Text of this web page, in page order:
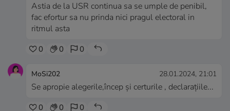
Astia de la USR continua sa se umple de penibil,
fac efortur sa nu prinda nici pragul electoral in
ritmul asta
0 0 0
MoSi202 28.01.2024, 21:01
Se apropie alegerile,încep și certurile , declarațiile...
0 0 0